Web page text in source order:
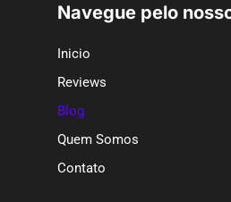
Navegue pelo
Inicio
Reviews
Blog
Quem Somos
Contato